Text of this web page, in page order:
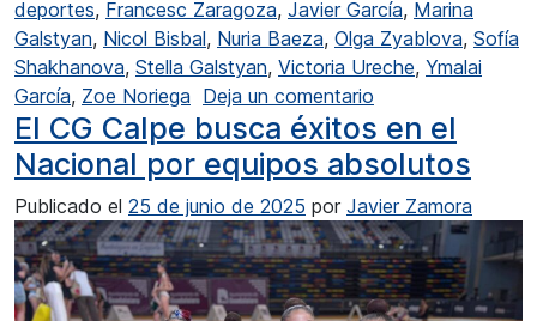
deportes, Francesc Zaragoza, Javier García, Marina
Galstyan, Nicol Bisbal, Nuria Baeza, Olga Zyablova, Sofía
Shakhanova, Stella Galstyan, Victoria Ureche, Ymalai
García, Zoe Noriega Deja un comentario
El CG Calpe busca éxitos en el
Nacional por equipos absolutos
Publicado el 25 de junio de 2025 por Javier Zamora